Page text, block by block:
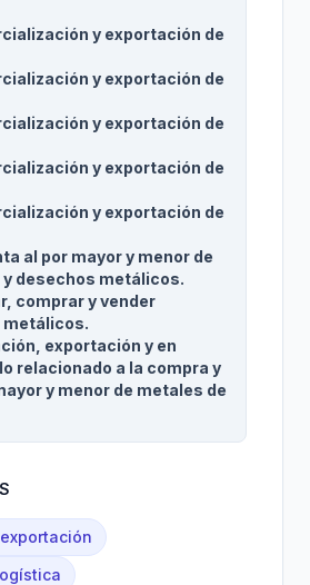
y exportación de
y exportación de
y exportación de
y exportación de
y exportación de
al por mayor y menor de
desechos metálicos.
comprar y vender
exportación y en
relacionado a la compra y
y menor de metales de